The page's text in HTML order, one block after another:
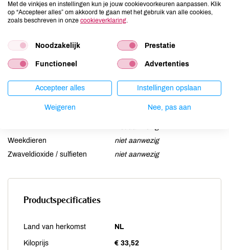
Gluten
niet aanwezig
Lactose
aanwezig
Mosterd
niet aanwezig
Noten
niet aanwezig
niet aanwezig
Weekdieren
niet aanwezig
Zwaveldioxide / sulfieten
niet aanwezig
Productspecificaties
Land van herkomst NL
Kiloprijs € 33,52
Met de vinkjes en instellingen kun je jouw cookievoorkeuren aanpassen. Klik
op “Accepteer alles” om akkoord te gaan met het gebruik van alle cookies,
zoals beschreven in onze cookieverklaring.
Noodzakelijk Prestatie
Functioneel Advertenties
Accepteer alles Instellingen opslaan
Weigeren Nee, pas aan